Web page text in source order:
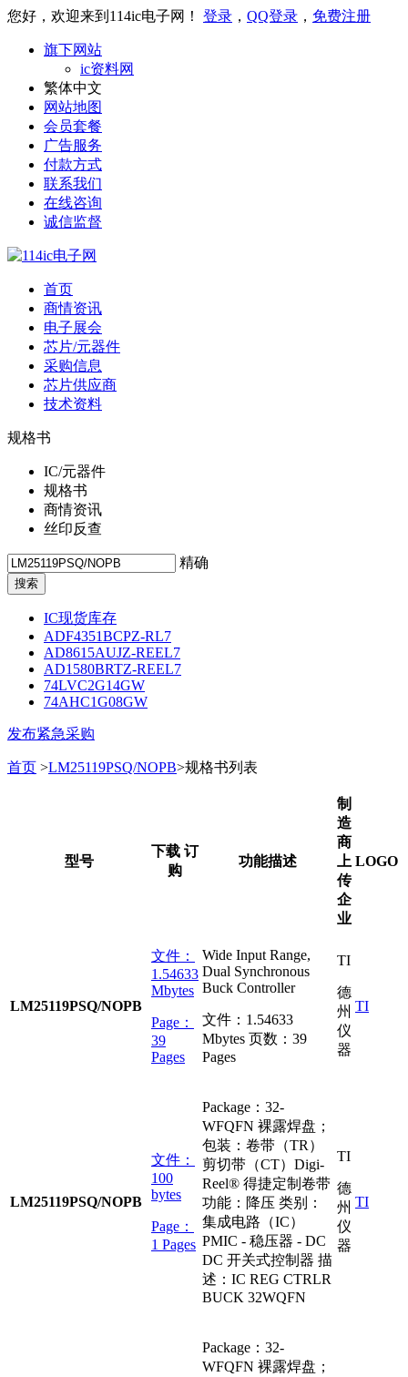
您好，欢迎来到114ic电子网！ 登录 ， QQ登录 ， 免费注册
旗下网站
ic资料网
繁体中文
网站地图
会员套餐
广告服务
付款方式
联系我们
在线咨询
诚信监督
首页
商情资讯
电子展会
芯片/元器件
采购信息
芯片供应商
技术资料
规格书
IC/元器件
规格书
商情资讯
丝印反查
精确
IC现货库存
ADF4351BCPZ-RL7
AD8615AUJZ-REEL7
AD1580BRTZ-REEL7
74LVC2G14GW
74AHC1G08GW
发布紧急采购
首页 >LM25119PSQ/NOPB>规格书列表
型号
下载 订
购
功能描述
制
造
商
上
传
企
业
LOGO
LM25119PSQ/NOPB
文件：
1.54633
Mbytes
Page：
39
Pages
Wide Input Range,
Dual Synchronous
Buck Controller
文件： 1.54633
Mbytes 页数： 39
Pages
TI
德
州
仪
器
TI
LM25119PSQ/NOPB
文件：
100
bytes
Page：
1 Pages
Package：32-
WFQFN 裸露焊盘；
包装：卷带（TR）
剪切带（CT）Digi-
Reel® 得捷定制卷带
功能：降压 类别：
集成电路（IC）
PMIC - 稳压器 - DC
DC 开关式控制器 描
述：IC REG CTRLR
BUCK 32WQFN
TI
德
州
仪
器
TI
Package：32-
WFQFN 裸露焊盘；